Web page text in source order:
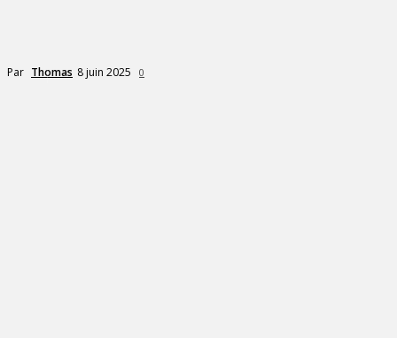
Par Thomas 8 juin 2025 0